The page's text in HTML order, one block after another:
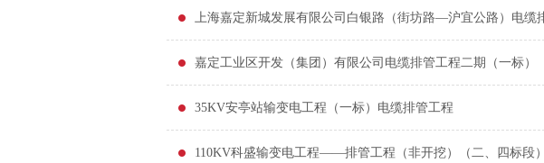
上海嘉定新城发展有限公司白银路（街坊路—沪宜公路）电缆
嘉定工业区开发（集团）有限公司电缆排管工程二期（一标）
35KV安亭站输变电工程（一标）电缆排管工程
110KV科盛输变电工程——排管工程（非开挖）（二、四标段）